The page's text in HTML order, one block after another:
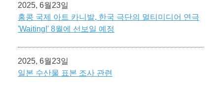
2025, 6월23일
홍콩 국제 아트 카니발, 한국 극단의 멀티미디어 연극
'Waiting!' 8월에 선보일 예정
2025, 6월23일
일본 수산물 표본 조사 관련